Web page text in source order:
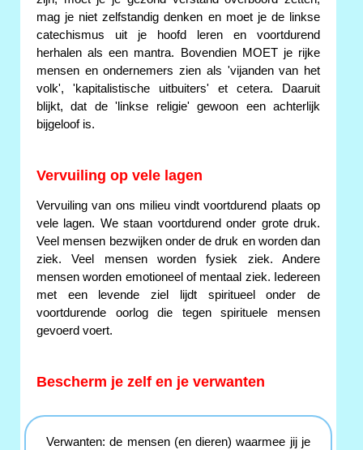
mag je niet zelfstandig denken en moet je de linkse
catechismus uit je hoofd leren en voortdurend
herhalen als een mantra. Bovendien MOET je rijke
mensen en ondernemers zien als 'vijanden van het
volk', 'kapitalistische uitbuiters' et cetera. Daaruit
blijkt, dat de 'linkse religie' gewoon een achterlijk
bijgeloof is.
Vervuiling op vele lagen
Vervuiling van ons milieu vindt voortdurend plaats op
vele lagen. We staan voortdurend onder grote druk.
Veel mensen bezwijken onder de druk en worden dan
ziek. Veel mensen worden fysiek ziek. Andere
mensen worden emotioneel of mentaal ziek. Iedereen
met een levende ziel lijdt spiritueel onder de
voortdurende oorlog die tegen spirituele mensen
gevoerd voert.
Bescherm je zelf en je verwanten
Verwanten: de mensen (en dieren) waarmee jij je